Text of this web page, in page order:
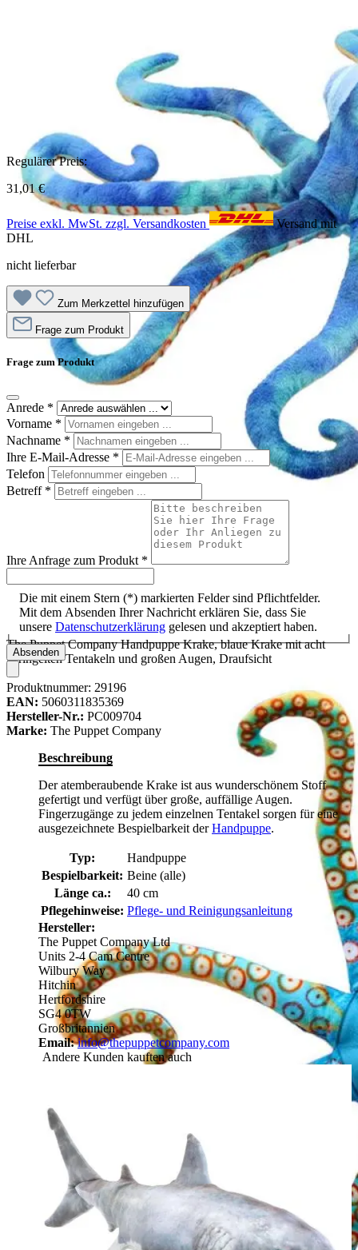
The Puppet Company Handpuppe Krake, blaue Krake mit acht
geringelten Tentakeln und großen Augen, Draufsicht
Regulärer Preis:
31,01 €
Preise exkl. MwSt. zzgl. Versandkosten
Versand mit
DHL
nicht lieferbar
Zum Merkzettel hinzufügen
Frage zum Produkt
Frage zum Produkt
Anrede *
Vorname *
Nachname *
Ihre E-Mail-Adresse *
Telefon
Betreff *
Ihre Anfrage zum Produkt *
Die mit einem Stern (*) markierten Felder sind Pflichtfelder.
Mit dem Absenden Ihrer Nachricht erklären Sie, dass Sie
unsere Datenschutzerklärung gelesen und akzeptiert haben.
Absenden
Produktnummer: 29196
EAN: 5060311835369
Hersteller-Nr.: PC009704
Marke: The Puppet Company
Beschreibung
Der atemberaubende Krake ist aus wunderschönem Stoff
gefertigt und verfügt über große, auffällige Augen.
Fingerzugänge zu jedem einzelnen Tentakel sorgen für eine
ausgezeichnete Bespielbarkeit derHandpuppe.
Typ:
Handpuppe
Bespielbarkeit: Beine (alle)
Länge ca.:
40 cm
Pflegehinweise: Pflege- und Reinigungsanleitung
Hersteller:
The Puppet Company Ltd
Units 2-4 Cam Centre
Wilbury Way
Hitchin
Hertfordshire
SG4 0TW
Großbritannien
Email: info@thepuppetcompany.com
Andere Kunden kauften auch